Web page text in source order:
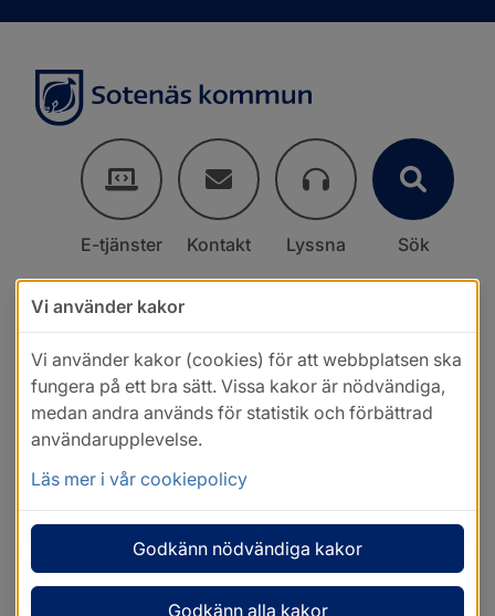
E-tjänster Kontakt Lyssna Sök
Vi använder kakor
Vi använder kakor (cookies) för att webbplatsen ska
fungera på ett bra sätt. Vissa kakor är nödvändiga,
medan andra används för statistik och förbättrad
användarupplevelse.
Läs mer i vår cookiepolicy
Godkänn nödvändiga kakor
Godkänn alla kakor